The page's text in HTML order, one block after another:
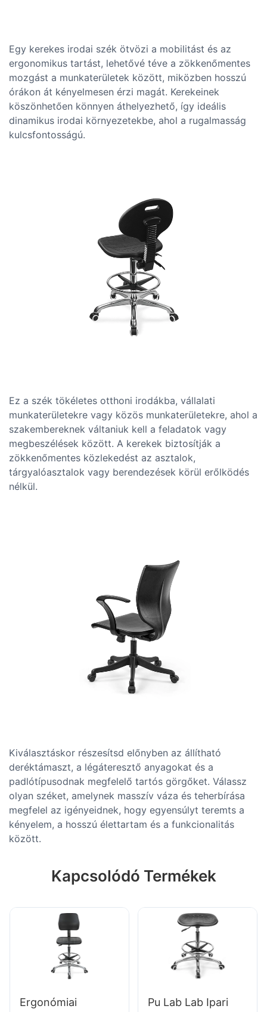
Egy kerekes irodai szék ötvözi a mobilitást és az
ergonomikus tartást, lehetővé téve a zökkenőmentes
mozgást a munkaterületek között, miközben hosszú
órákon át kényelmesen érzi magát. Kerekeinek
köszönhetően könnyen áthelyezhető, így ideális
dinamikus irodai környezetekbe, ahol a rugalmasság
kulcsfontosságú.
Ez a szék tökéletes otthoni irodákba, vállalati
munkaterületekre vagy közös munkaterületekre, ahol a
szakembereknek váltaniuk kell a feladatok vagy
megbeszélések között. A kerekek biztosítják a
zökkenőmentes közlekedést az asztalok,
tárgyalóasztalok vagy berendezések körül erőlködés
nélkül.
Kiválasztáskor részesítsd előnyben az állítható
deréktámaszt, a légáteresztő anyagokat és a
padlótípusodnak megfelelő tartós görgőket. Válassz
olyan széket, amelynek masszív váza és teherbírása
megfelel az igényeidnek, hogy egyensúlyt teremts a
kényelem, a hosszú élettartam és a funkcionalitás
között.
Kapcsolódó Termékek
Ergonómiai
Pu Lab Lab Ipari